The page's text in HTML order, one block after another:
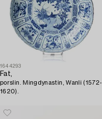
1644293
Fat,
porslin. Mingdynastin, Wanli (1572-
1620).